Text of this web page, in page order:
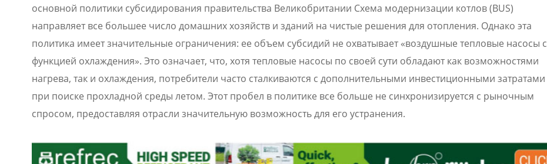
основной политики субсидирования правительства Великобритании Схема модернизации котлов (BUS)
направляет все большее число домашних хозяйств и зданий на чистые решения для отопления. Однако эта
политика имеет значительные ограничения: ее объем субсидий не охватывает «воздушные тепловые насосы с
функцией охлаждения». Это означает, что, хотя тепловые насосы по своей сути обладают как возможностями
нагрева, так и охлаждения, потребители часто сталкиваются с дополнительными инвестиционными затратами
при поиске прохладной среды летом. Этот пробел в политике все больше не синхронизируется с рыночным
спросом, предоставляя отрасли значительную возможность для его устранения.